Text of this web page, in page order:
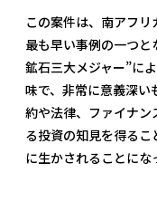
この案件は、南アフ
最も早い事例の一つ
鉱石三大メジャー”に
味で、非常に意義深い
約や法律、ファイナ
る投資の知見を得る
に生かされることにな